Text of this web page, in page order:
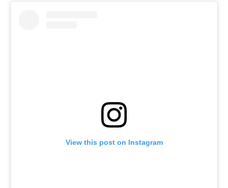
View this post on Instagram